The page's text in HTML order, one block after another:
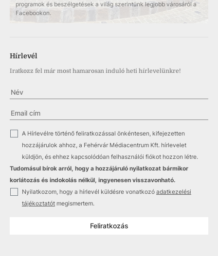
programok és beszélgetések a világ szerintünk legjobb városáról a
Facebookon.
Hírlevél
Iratkozz fel már most hamarosan induló heti hírlevelünkre!
A Hírlevélre történő feliratkozással önkéntesen, kifejezetten
hozzájárulok ahhoz, a Fehérvár Médiacentrum Kft. hírlevelet
küldjön, és ehhez kapcsolódóan felhasználói fiókot hozzon létre.
Tudomásul bírok arról, hogy a hozzájáruló nyilatkozat bármikor
korlátozás és indokolás nélkül, ingyenesen visszavonható.
Nyilatkozom, hogy a hírlevél küldésre vonatkozó adatkezelési
tájékoztatót megismertem.
Feliratkozás